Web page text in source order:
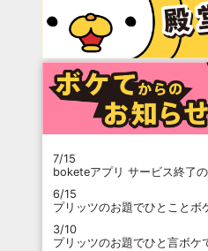
7/15
boketeアプリ サービス終了
6/15
プリッツのお題でひとことボ
3/10
プリッツのお題でひと言ボケ